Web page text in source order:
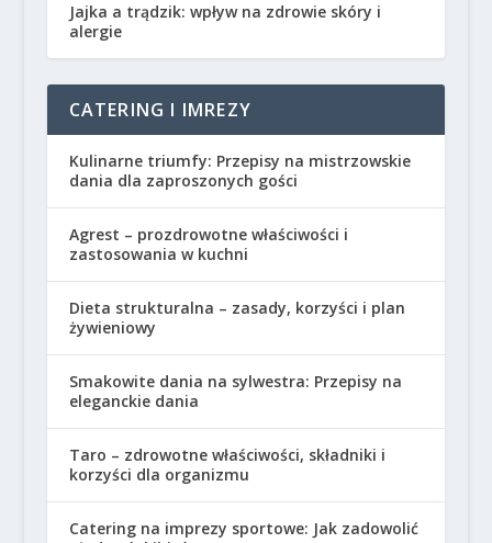
Jajka a trądzik: wpływ na zdrowie skóry i
alergie
CATERING I IMREZY
Kulinarne triumfy: Przepisy na mistrzowskie
dania dla zaproszonych gości
Agrest – prozdrowotne właściwości i
zastosowania w kuchni
Dieta strukturalna – zasady, korzyści i plan
żywieniowy
Smakowite dania na sylwestra: Przepisy na
eleganckie dania
Taro – zdrowotne właściwości, składniki i
korzyści dla organizmu
Catering na imprezy sportowe: Jak zadowolić